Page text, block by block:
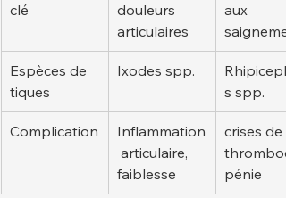
clé
douleurs
articulaires
aux
Espèces de
tiques
Ixodes spp.
s spp.
Complication
Inflammation
articulaire,
faiblesse
crises de
pénie